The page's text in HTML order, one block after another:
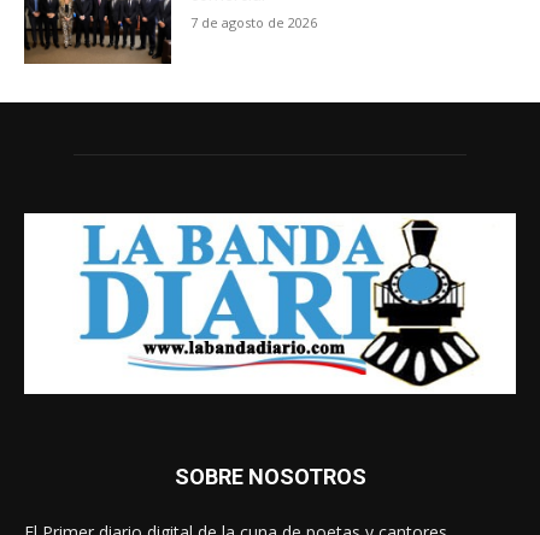
7 de agosto de 2026
SOBRE NOSOTROS